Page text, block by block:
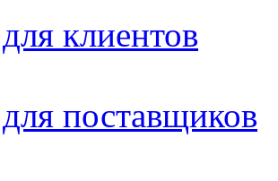
клиентов
поставщиков